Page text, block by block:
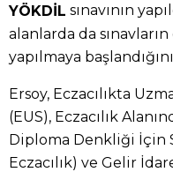
YÖKDİL sınavının
alanlarda da
yapılmaya
Ersoy, Eczacılıkta
(EUS), Eczacılık
Diploma Denkliği İçin
Eczacılık) ve Gelir